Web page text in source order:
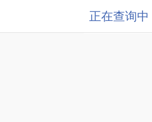
正在查询中